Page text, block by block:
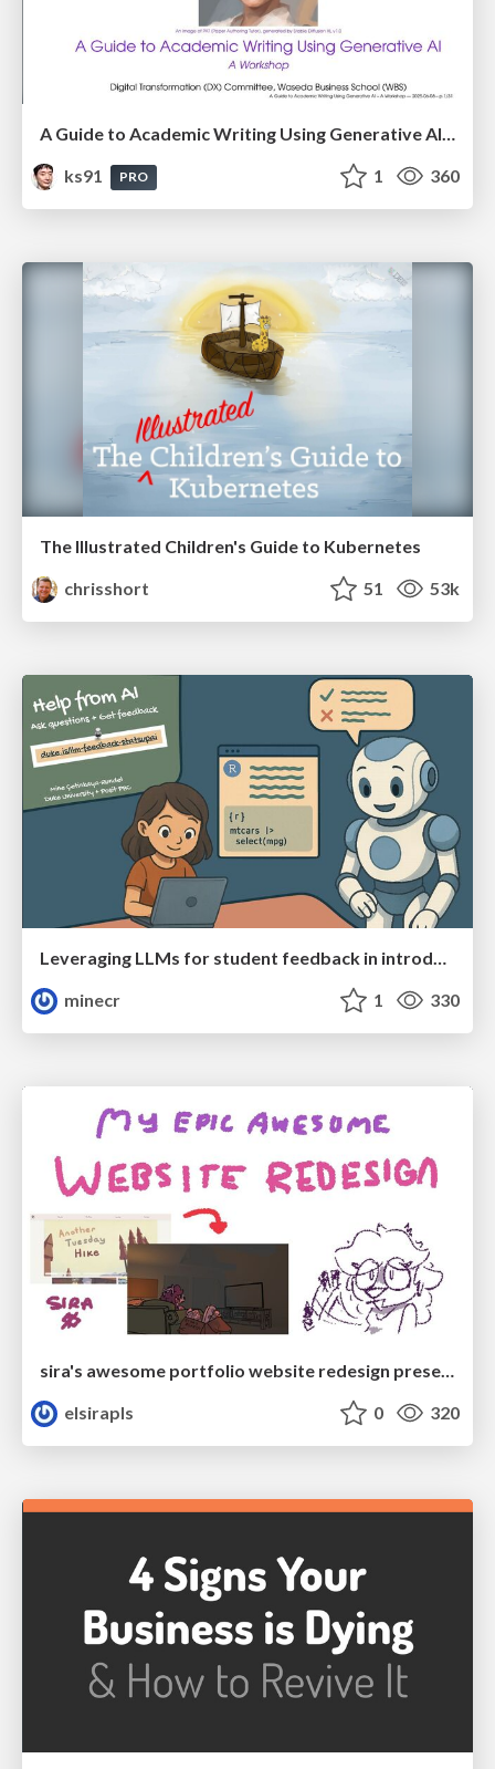
A Guide to Academic Writing Using Generative AI - A Workshop
ks91
PRO 1 360
The Illustrated Children's Guide to Kubernetes
chrisshort
51 53k
Leveraging LLMs for student feedback in introductory data science courses - posit::conf(2025)
minecr
1 330
elsirapls
0 320